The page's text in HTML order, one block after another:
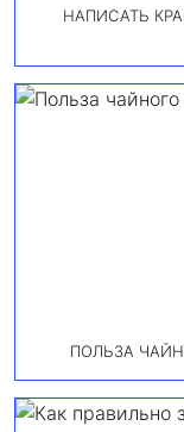
НАПИСАТЬ
ПОЛЬЗА